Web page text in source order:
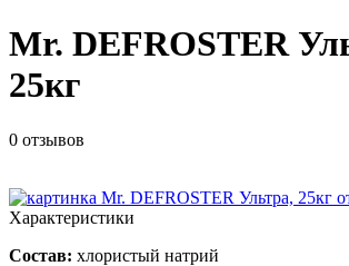
Mr. DEFROSTER
25кг
0 отзывов
Характеристики
Состав: хлористый натрий